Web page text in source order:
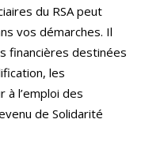
du RSA peut
vos démarches. Il
financières destinées
les
l’emploi des
de Solidarité